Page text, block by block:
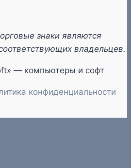
знаки являются
владельцев.
— компьютеры и софт
конфиденциальности